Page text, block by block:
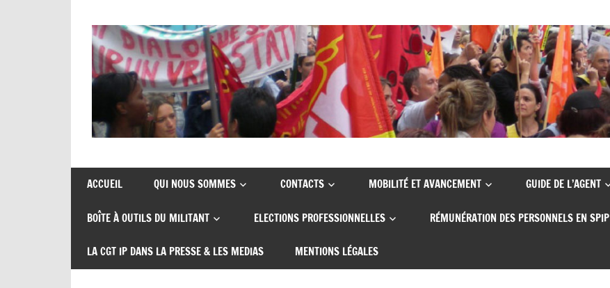
content
CGT
insertion
probation
de
syndicats
insertion
ACCUEIL QUI NOUS SOMMES CONTACTS MOBILITÉ ET AVANCEMENT GUIDE DE L’AGENT
BOÎTE À OUTILS DU MILITANT ELECTIONS PROFESSIONNELLES RÉMUNÉRATION DES PERSONNELS EN SPIP
LA CGT IP DANS LA PRESSE & LES MEDIAS MENTIONS LÉGALES